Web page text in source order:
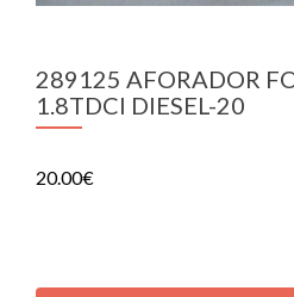
289125 AFORADOR
1.8TDCI DIESEL-20
20.00€
289125